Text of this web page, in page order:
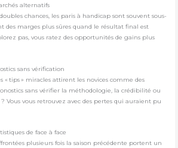
alternatifs
chances, les paris à handicap sont souvent sous-
des marges plus sûres quand le résultat final est
pas, vous ratez des opportunités de gains plus
sans vérification
« tips » miracles attirent les novices comme des
sans vérifier la méthodologie, la crédibilité ou
Vous vous retrouvez avec des pertes qui auraient pu
de face à face
plusieurs fois la saison précédente portent un